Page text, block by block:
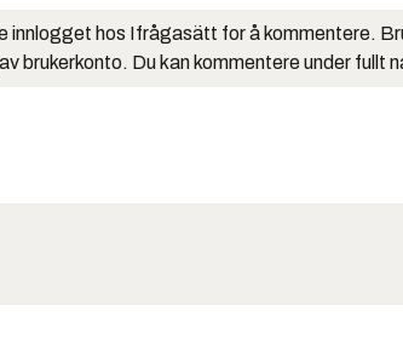
innlogget hos Ifrågasätt for å kommentere.
brukerkonto. Du kan kommentere under fullt